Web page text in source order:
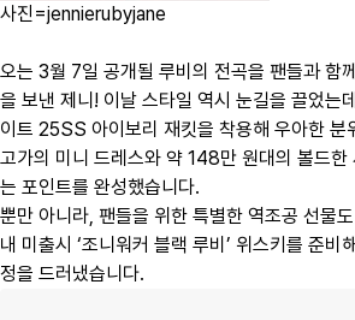
사진=jennierubyjane
오는 3월 7일 공개될 루비의 전곡을 팬들과 함
을 보낸 제니! 이날 스타일 역시 눈길을 끌었는
이트 25SS 아이보리 재킷을 착용해 우아한 분
고가의 미니 드레스와 약 148만 원대의 볼드한
는 포인트를 완성했습니다.
뿐만 아니라, 팬들을 위한 특별한 역조공 선물
내 미출시 ‘조니워커 블랙 루비’ 위스키를 준비
정을 드러냈습니다.